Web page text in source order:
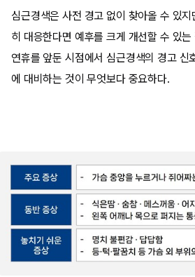
심근경색은 사전 경고 없이 찾아올 수 있
히 대응한다면 예후를 크게 개선할 수 있
연휴를 앞둔 시점에서 심근경색의 경고 신
에 대비하는 것이 무엇보다 중요하다.